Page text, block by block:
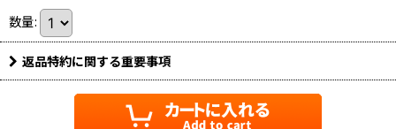
数量:
返品特約に関する重要事項